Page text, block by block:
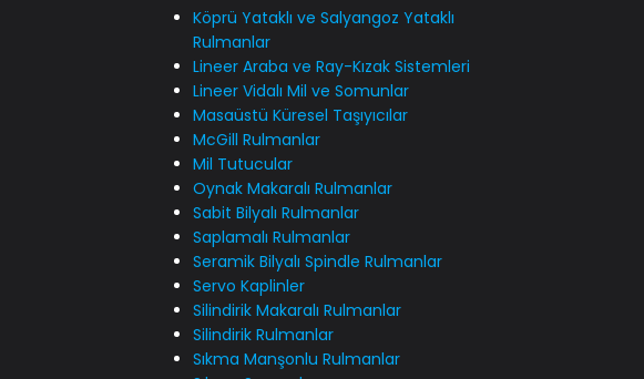
Köprü Yataklı ve Salyangoz Yataklı
Rulmanlar
Lineer Araba ve Ray-Kızak Sistemleri
Lineer Vidalı Mil ve Somunlar
Masaüstü Küresel Taşıyıcılar
McGill Rulmanlar
Mil Tutucular
Oynak Makaralı Rulmanlar
Sabit Bilyalı Rulmanlar
Saplamalı Rulmanlar
Seramik Bilyalı Spindle Rulmanlar
Servo Kaplinler
Silindirik Makaralı Rulmanlar
Silindirik Rulmanlar
Sıkma Manşonlu Rulmanlar